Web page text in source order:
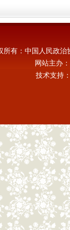
所有：中国人民政
网站主办
技术支持